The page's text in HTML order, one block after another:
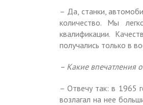
– Да, станки,
количество. Мы
квалификации.
получались только в
– Какие впечатления
– Отвечу так: в 1965
возлагал на нее